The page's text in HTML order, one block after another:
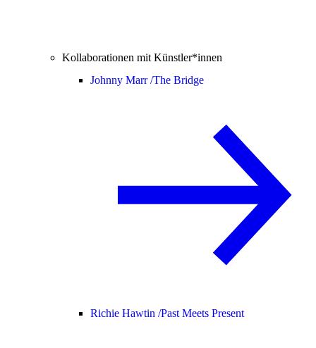
Kollaborationen mit Künstler*innen
Johnny Marr /The Bridge
Richie Hawtin /Past Meets Present